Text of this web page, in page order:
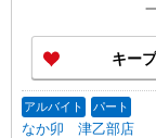
キー
アルバイト パート
なか卯 津乙部店